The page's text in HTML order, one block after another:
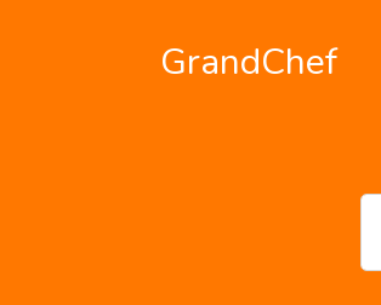
GrandChef